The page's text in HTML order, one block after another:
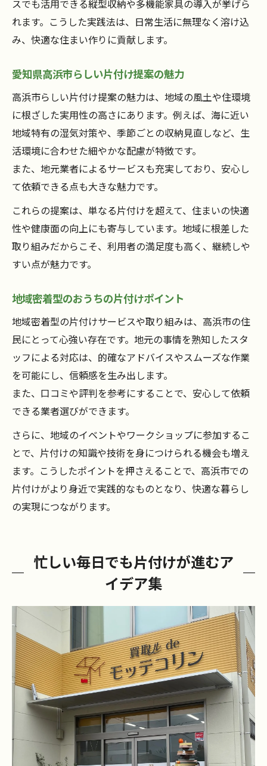
スでも活用できる縦型収納や多機能家具の導入が挙げら
れます。こうした実践法は、日常生活に無理なく溶け込
み、快適な住まい作りに貢献します。
愛知県高浜市らしい片付け提案の魅力
高浜市らしい片付け提案の魅力は、地域の風土や住環境
に根ざした実用性の高さにあります。例えば、海に近い
地域特有の湿気対策や、季節ごとの収納見直しなど、生
活環境に合わせた細やかな配慮が特徴です。
また、地元業者によるサービスも充実しており、安心し
て依頼できる点も大きな魅力です。
これらの提案は、単なる片付けを超えて、住まいの快適
性や健康面の向上にも寄与しています。地域に根差した
取り組みだからこそ、利用者の満足度も高く、継続しや
すい点が魅力です。
地域密着型のおうちの片付けポイント
地域密着型の片付けサービスや取り組みは、高浜市の住
民にとって心強い存在です。地元の事情を熟知したスタ
ッフによる対応は、的確なアドバイスやスムーズな作業
を可能にし、信頼感を生み出します。
また、口コミや評判を参考にすることで、安心して依頼
できる業者選びができます。
さらに、地域のイベントやワークショップに参加するこ
とで、片付けの知識や技術を身につけられる機会も増え
ます。こうしたポイントを押さえることで、高浜市での
片付けがより身近で実践的なものとなり、快適な暮らし
の実現につながります。
忙しい毎日でも片付けが進むア
イデア集